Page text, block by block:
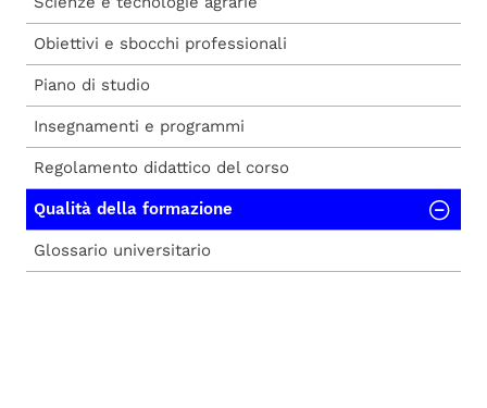
Obiettivi e sbocchi professionali
Piano di studio
Insegnamenti e programmi
Regolamento didattico del corso
Qualità della formazione
Glossario universitario